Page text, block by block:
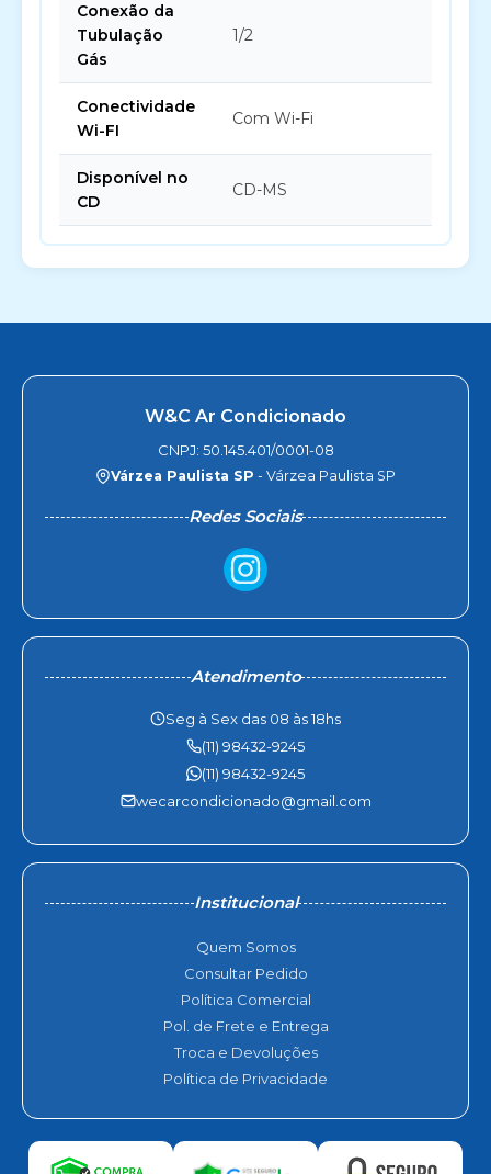
Conexão da
Tubulação
Gás
1/2
Conectividade
Wi-FI
Com Wi-Fi
Disponível no
CD
CD-MS
W&C Ar Condicionado
CNPJ: 50.145.401/0001-08
Várzea Paulista SP - Várzea Paulista SP
Redes Sociais
Atendimento
Seg à Sex das 08 às 18hs
(11) 98432-9245
(11) 98432-9245
wecarcondicionado@gmail.com
Institucional
Quem Somos
Consultar Pedido
Política Comercial
Pol. de Frete e Entrega
Troca e Devoluções
Política de Privacidade